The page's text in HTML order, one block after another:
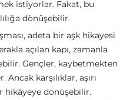
istiyorlar. Fakat, bu
dönüşebilir.
adeta bir aşk hikayesi
açılan kapı, zamanla
Gençler, kaybetmekten
karşılıklar, aşırı
hikâyeye dönüşebilir.